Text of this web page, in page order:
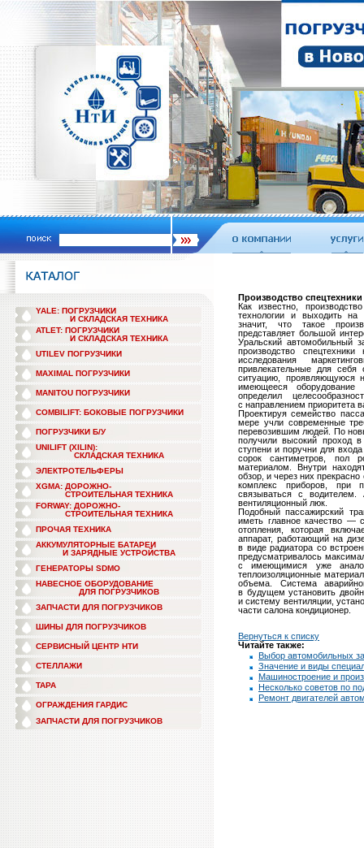
YALE: ПОГРУЗЧИКИ
И СКЛАДСКАЯ ТЕХНИКА
ATLET: ПОГРУЗЧИКИ
И СКЛАДСКАЯ ТЕХНИКА
UTILEV ПОГРУЗЧИКИ
MAXIMAL ПОГРУЗЧИКИ
MANITOU ПОГРУЗЧИКИ
COMBILIFT: БОКОВЫЕ ПОГРУЗЧИКИ
ПОГРУЗЧИКИ Б/У
UNILIFT (XILIN):
СКЛАДСКАЯ ТЕХНИКА
ЭЛЕКТРОТЕЛЬФЕРЫ
XGMA: ДОРОЖНО-
СТРОИТЕЛЬНАЯ ТЕХНИКА
FORWAY: ДОРОЖНО-
СТРОИТЕЛЬНАЯ ТЕХНИКА
ПРОЧАЯ ТЕХНИКА
АККУМУЛЯТОРНЫЕ БАТАРЕИ
И ЗАРЯДНЫЕ УСТРОЙСТВА
ГЕНЕРАТОРЫ SDMO
НАВЕСНОЕ ОБОРУДОВАНИЕ
ДЛЯ ПОГРУЗЧИКОВ
ЗАПЧАСТИ ДЛЯ ПОГРУЗЧИКОВ
ШИНЫ ДЛЯ ПОГРУЗЧИКОВ
СЕРВИСНЫЙ ЦЕНТР НТИ
СТЕЛЛАЖИ
ТАРА
ОГРАЖДЕНИЯ ГАРДИС
ЗАПЧАСТИ ДЛЯ ПОГРУЗЧИКОВ
Производство
Как известно,
технологии и выходить на
значит, что такое
представляет большой
Уральский автомобильный
производство
исследования
привлекательные для себя
ситуацию, проявляющуюся
имеющееся
определил
с направлением приоритета
Проектируя семейство
мере учли современные
перевозившим людей. По
получили высокий проход
ступени и поручни для
сорок сантиметров, пол
материалом. Внутри
обзор, и через них
комплекс приборов, при
связываться с
вентиляционный люк.
Подобный пассажирский
иметь главное качество —
отопления, которая
аппарат, работающий на
в виде радиатора со
предусматривалось
с имеющимися уже
теплоизоляционные
объема. Система
в будущем установить
и систему вентиляции,
части салона кондиционер.
Вернуться к списку
Читайте также:
Выбор автомобильных
Значение и виды
Машиностроение и
Несколько советов по
Ремонт двигателей